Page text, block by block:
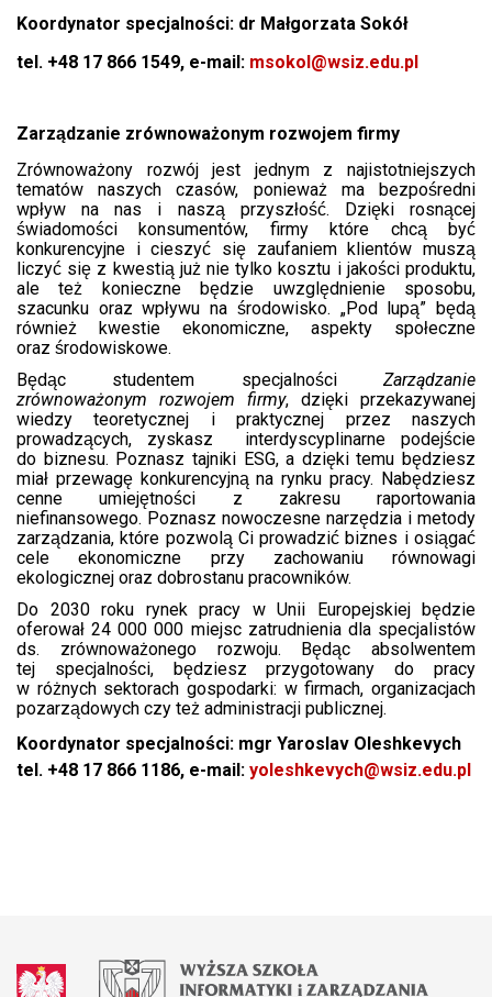
Koordynator specjalności: dr Małgorzata Sokół
tel. +48 17 866 1549, e-mail: msokol@wsiz.edu.pl
Zarządzanie zrównoważonym rozwojem firmy
Zrównoważony rozwój jest jednym z najistotniejszych
tematów naszych czasów, ponieważ ma bezpośredni
wpływ na nas i naszą przyszłość. Dzięki rosnącej
świadomości konsumentów, firmy które chcą być
konkurencyjne i cieszyć się zaufaniem klientów muszą
liczyć się z kwestią już nie tylko kosztu i jakości produktu,
ale też konieczne będzie uwzględnienie sposobu,
szacunku oraz wpływu na środowisko. „Pod lupą” będą
również kwestie ekonomiczne, aspekty społeczne
oraz środowiskowe.
Będąc studentem specjalności Zarządzanie
zrównoważonym rozwojem firmy, dzięki przekazywanej
wiedzy teoretycznej i praktycznej przez naszych
prowadzących, zyskasz interdyscyplinarne podejście
do biznesu. Poznasz tajniki ESG, a dzięki temu będziesz
miał przewagę konkurencyjną na rynku pracy. Nabędziesz
cenne umiejętności z zakresu raportowania
niefinansowego. Poznasz nowoczesne narzędzia i metody
zarządzania, które pozwolą Ci prowadzić biznes i osiągać
cele ekonomiczne przy zachowaniu równowagi
ekologicznej oraz dobrostanu pracowników.
Do 2030 roku rynek pracy w Unii Europejskiej będzie
oferował 24 000 000 miejsc zatrudnienia dla specjalistów
ds. zrównoważonego rozwoju. Będąc absolwentem
tej specjalności, będziesz przygotowany do pracy
w różnych sektorach gospodarki: w firmach, organizacjach
pozarządowych czy też administracji publicznej.
Koordynator specjalności: mgr Yaroslav Oleshkevych
tel. +48 17 866 1186, e-mail: yoleshkevych@wsiz.edu.pl